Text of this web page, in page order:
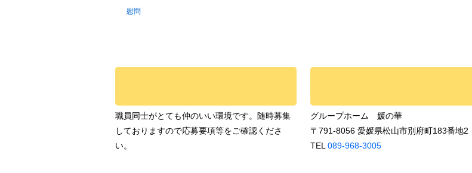
慰問
職員同士がとても仲のいい環境です。随時募集
しておりますので応募要項等をご確認くださ
い。
グループホーム 媛の華
〒791-8056 愛媛県松山市別府町183番地2
TEL089-968-3005